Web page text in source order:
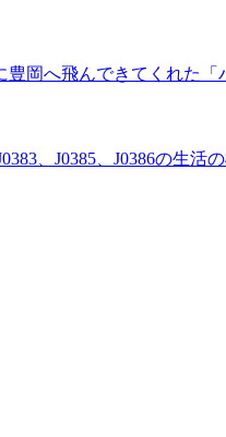
豊岡へ飛んできてくれた
、J0385、J0386の生